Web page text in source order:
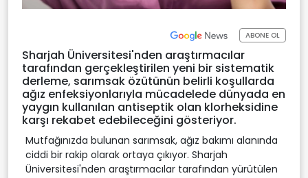
ABONE OL
Sharjah Üniversitesi'nden araştırmacılar
tarafından gerçekleştirilen yeni bir sistematik
derleme, sarımsak özütünün belirli koşullarda
ağız enfeksiyonlarıyla mücadelede dünyada en
yaygın kullanılan antiseptik olan klorheksidine
karşı rekabet edebileceğini gösteriyor.
Mutfağınızda bulunan sarımsak, ağız bakımı alanında
ciddi bir rakip olarak ortaya çıkıyor. Sharjah
Üniversitesi'nden araştırmacılar tarafından yürütülen